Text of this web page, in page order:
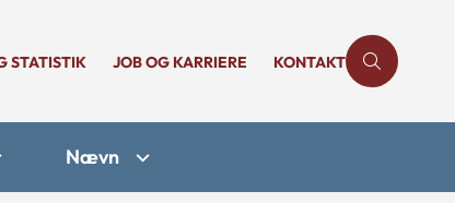
STATISTIK JOB OG KARRIERE KONTAKT
Nævn